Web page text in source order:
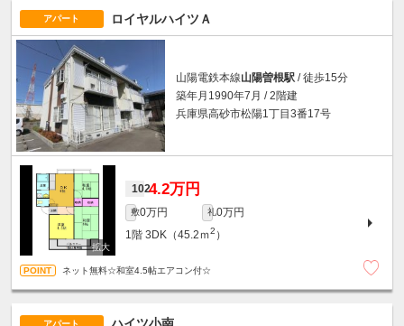
アパート ロイヤルハイツＡ
山陽電鉄本線山陽曽根駅 / 徒歩15分
築年月1990年7月 / 2階建
兵庫県高砂市松陽1丁目3番17号
1024.2万円
敷0万円 礼0万円
1階 3DK（45.2ｍ2 ）
ネット無料☆和室4.5帖エアコン付☆
アパート